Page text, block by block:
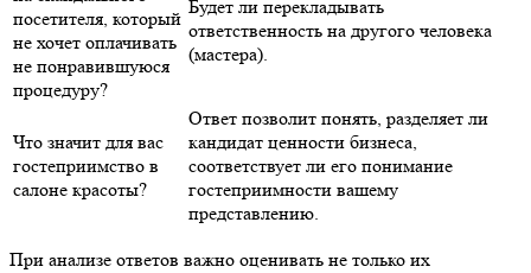
посетителя, который
не хочет оплачивать
не понравившуюся
процедуру?
Будет ли перекладывать
ответственность на другого человека
(мастера).
Что значит для вас
гостеприимство в
салоне красоты?
Ответ позволит понять, разделяет ли
кандидат ценности бизнеса,
соответствует ли его понимание
гостеприимности вашему
представлению.
При анализе ответов важно оценивать не только их